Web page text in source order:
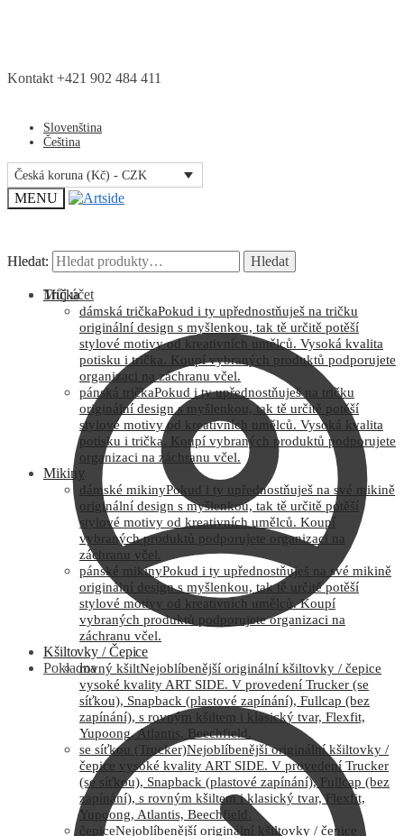
Kontakt +421 902 484 411
Slovenština
Čeština
Česká koruna (Kč) - CZK
MENU
Hledat: Hledat
Můj účet
Pokladna
Hledat: Hledat
Trička
dámská tričkaPokud i ty upřednostňuješ na tričku
originální design s myšlenkou, tak tě určitě potěší
stylové motivy od kreativních umělců. Vysoká kvalita
potisku i trička. Koupí vybraných produktů podporujete
organizaci na záchranu včel.
pánská tričkaPokud i ty upřednostňuješ na tričku
originální design s myšlenkou, tak tě určitě potěší
stylové motivy od kreativních umělců. Vysoká kvalita
potisku i trička. Koupí vybraných produktů podporujete
organizaci na záchranu včel.
Mikiny
dámské mikinyPokud i ty upřednostňuješ na své mikině
originální design s myšlenkou, tak tě určitě potěší
stylové motivy od kreativních umělců. Koupí
vybraných produktů podporujete organizaci na
záchranu včel.
pánské mikinyPokud i ty upřednostňuješ na své mikině
originální design s myšlenkou, tak tě určitě potěší
stylové motivy od kreativních umělců. Koupí
vybraných produktů podporujete organizaci na
záchranu včel.
Kšiltovky / Čepice
rovný kšiltNejoblíbenější originální kšiltovky / čepice
vysoké kvality ART SIDE. V provedení Trucker (se
síťkou), Snapback (plastové zapínání), Fullcap (bez
zapínání), s rovným kšiltem i klasický tvar, Flexfit,
Yupoong, Atlantis, Beechfield.
se síťkou (Trucker)Nejoblíbenější originální kšiltovky /
čepice vysoké kvality ART SIDE. V provedení Trucker
(se síťkou), Snapback (plastové zapínání), Fullcap (bez
zapínání), s rovným kšiltem i klasický tvar, Flexfit,
Yupoong, Atlantis, Beechfield.
čepiceNejoblíbenější originální kšiltovky / čepice